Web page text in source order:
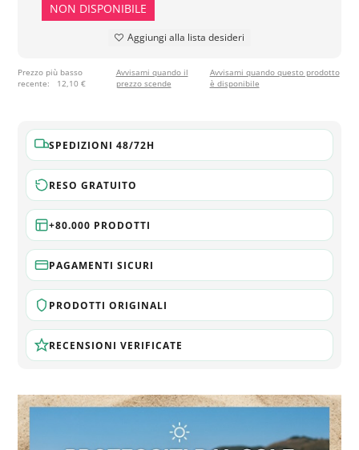
NON DISPONIBILE
Aggiungi alla lista desideri
Prezzo più basso
recente:
12,10 €
Avvisami quando il
prezzo scende
Avvisami quando questo prodotto
è disponibile
SPEDIZIONI 48/72H
RESO GRATUITO
+80.000 PRODOTTI
PAGAMENTI SICURI
PRODOTTI ORIGINALI
RECENSIONI VERIFICATE